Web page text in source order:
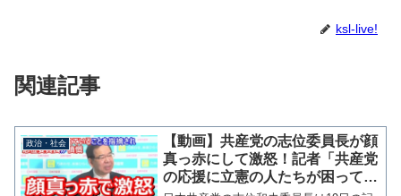
ksl-live!
関連記事
政治・社会
【動画】共産党の志位委員長が顔
真っ赤にして激怒！記者「共産党
の応援に立憲の人たちが困って